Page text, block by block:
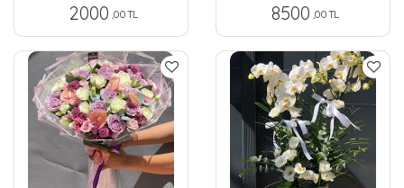
2000 ,00 TL 8500 ,00 TL